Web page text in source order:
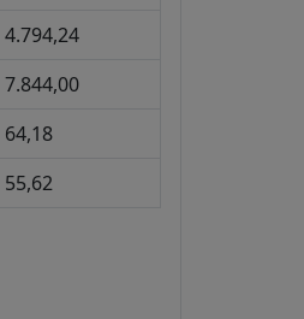
4.794,24
7.844,00
64,18
55,62